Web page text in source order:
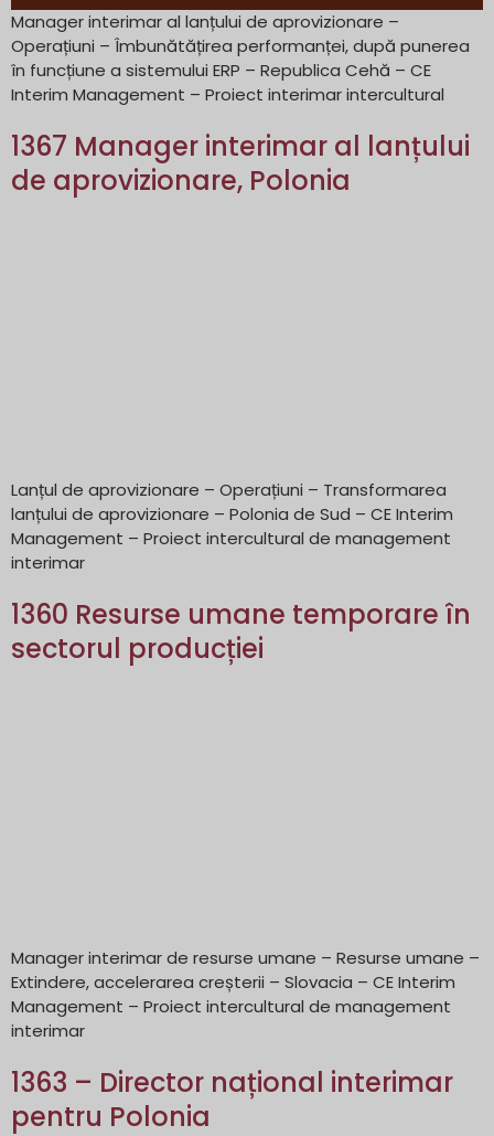
Manager interimar al lanțului de aprovizionare –
Operațiuni – Îmbunătățirea performanței, după punerea
în funcțiune a sistemului ERP – Republica Cehă – CE
Interim Management – Proiect interimar intercultural
1367 Manager interimar al lanțului
de aprovizionare, Polonia
Lanțul de aprovizionare – Operațiuni – Transformarea
lanțului de aprovizionare – Polonia de Sud – CE Interim
Management – Proiect intercultural de management
interimar
1360 Resurse umane temporare în
sectorul producției
Manager interimar de resurse umane – Resurse umane –
Extindere, accelerarea creșterii – Slovacia – CE Interim
Management – Proiect intercultural de management
interimar
1363 – Director național interimar
pentru Polonia